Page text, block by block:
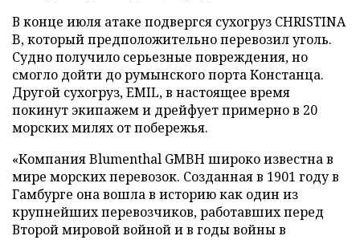
В конце июля атаке подвергся сухогруз CHRISTINA
B, который предположительно перевозил уголь.
Судно получило серьезные повреждения, но
смогло дойти до румынского порта Констанца.
Другой сухогруз, EMIL, в настоящее время
покинут экипажем и дрейфует примерно в 20
морских милях от побережья.
«Компания Blumenthal GMBH широко известна в
мире морских перевозок. Созданная в 1901 году в
Гамбурге она вошла в историю как один из
крупнейших перевозчиков, работавших перед
Второй мировой войной и в годы войны в